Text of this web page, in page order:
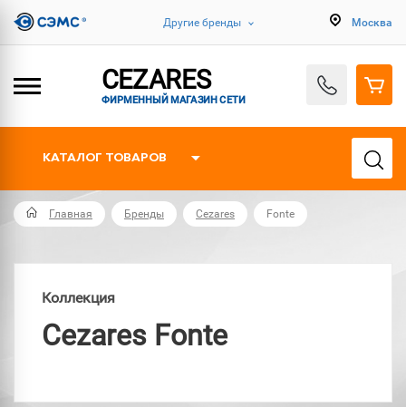
Другие бренды Москва
CEZARES
ФИРМЕННЫЙ МАГАЗИН СЕТИ
КАТАЛОГ ТОВАРОВ
Главная Бренды Cezares Fonte
Коллекция
Cezares Fonte